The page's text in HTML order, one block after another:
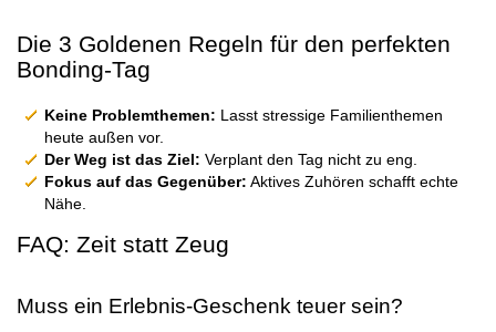
Die 3 Goldenen Regeln für den perfekten
Bonding-Tag
Keine Problemthemen: Lasst stressige Familienthemen
heute außen vor.
Der Weg ist das Ziel: Verplant den Tag nicht zu eng.
Fokus auf das Gegenüber: Aktives Zuhören schafft echte
Nähe.
FAQ: Zeit statt Zeug
Muss ein Erlebnis-Geschenk teuer sein?